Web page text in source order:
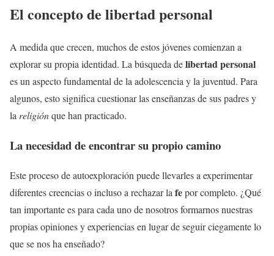
El concepto de libertad personal
A medida que crecen, muchos de estos jóvenes comienzan a
explorar su propia identidad. La búsqueda delibertad personal
es un aspecto fundamental de la adolescencia y la juventud. Para
algunos, esto significa cuestionar las enseñanzas de sus padres y
lareligiónque han practicado.
La necesidad de encontrar su propio camino
Este proceso de autoexploración puede llevarles a experimentar
diferentes creencias o incluso a rechazar la fepor completo. ¿Qué
tan importante es para cada uno de nosotros formarnos nuestras
propias opiniones y experiencias en lugar de seguir ciegamente lo
que se nos ha enseñado?